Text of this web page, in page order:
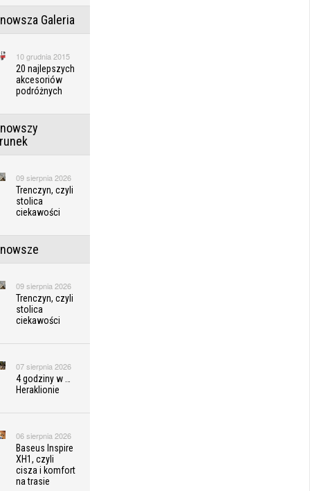
Galeria
10 grudnia 2015
20 najlepszych
akcesoriów
podróżnych
09 sierpnia 2026
Trenczyn, czyli
stolica
ciekawości
09 sierpnia 2026
Trenczyn, czyli
stolica
ciekawości
07 sierpnia 2026
4 godziny w …
Heraklionie
06 sierpnia 2026
Baseus Inspire
XH1, czyli
cisza i komfort
na trasie